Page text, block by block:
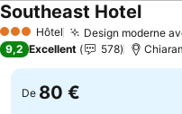
3 ÉtoilesHôtel Design moderne
Southeast Hotel
9,2 Excellent 578
De 80 €